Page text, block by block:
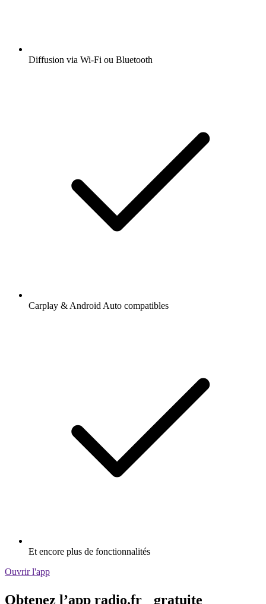
Diffusion via Wi-Fi ou Bluetooth
Carplay & Android Auto compatibles
Et encore plus de fonctionnalités
Ouvrir l'app
Obtenez l’app radio.fr gratuite